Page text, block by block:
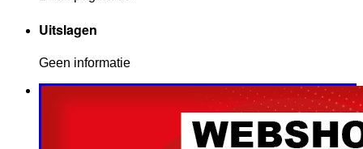
Uitslagen
Geen informatie